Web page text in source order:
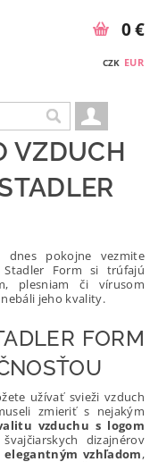
CZK EUR
0 €
VZDUCH
dnes pokojne vezmite
Stadler Form si trúfajú
plesniam či vírusom
jeho kvality.
FORM
užívať svieži vzduch
zmieriť s nejakým
vzduchu s logom
dizajnérov
vzhľadom,